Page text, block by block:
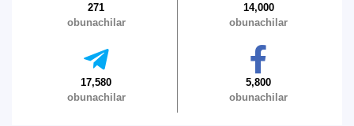
271
obunachilar
14,000
obunachilar
17,580
obunachilar
5,800
obunachilar